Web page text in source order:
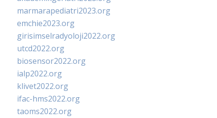
marmarapediatri2023.org
emchie2023.org
girisimselradyoloji2022.org
utcd2022.org
biosensor2022.org
ialp2022.org
klivet2022.org
ifac-hms2022.org
taoms2022.org